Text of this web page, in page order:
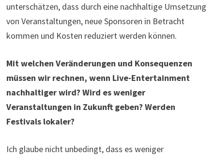
unterschätzen, dass durch eine nachhaltige Umsetzung
von Veranstaltungen, neue Sponsoren in Betracht
kommen und Kosten reduziert werden können.
Mit welchen Veränderungen und Konsequenzen
müssen wir rechnen, wenn Live-Entertainment
nachhaltiger wird? Wird es weniger
Veranstaltungen in Zukunft geben? Werden
Festivals lokaler?
Ich glaube nicht unbedingt, dass es weniger